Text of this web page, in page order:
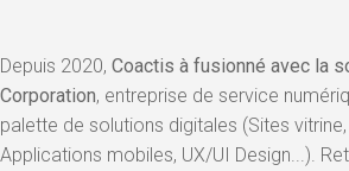
Depuis 2020, Coactis à fusionné avec la
Corporation, entreprise de service
palette de solutions digitales (Sites
Applications mobiles, UX/UI Design...).